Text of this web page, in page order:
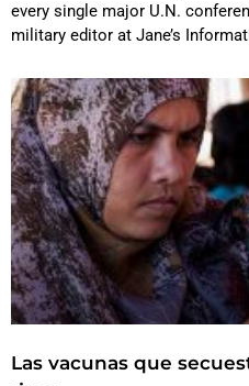
every single major U.N.
military editor at Jane’s
Las vacunas que